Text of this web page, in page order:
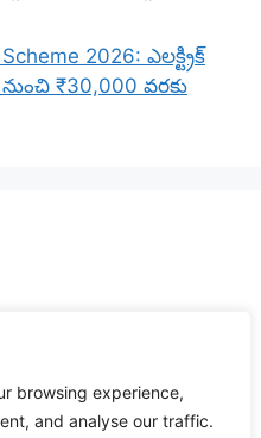
browsing experience,
and analyse our traffic.
2026: ఎలక్ట్రిక్
₹30,000 వరకు